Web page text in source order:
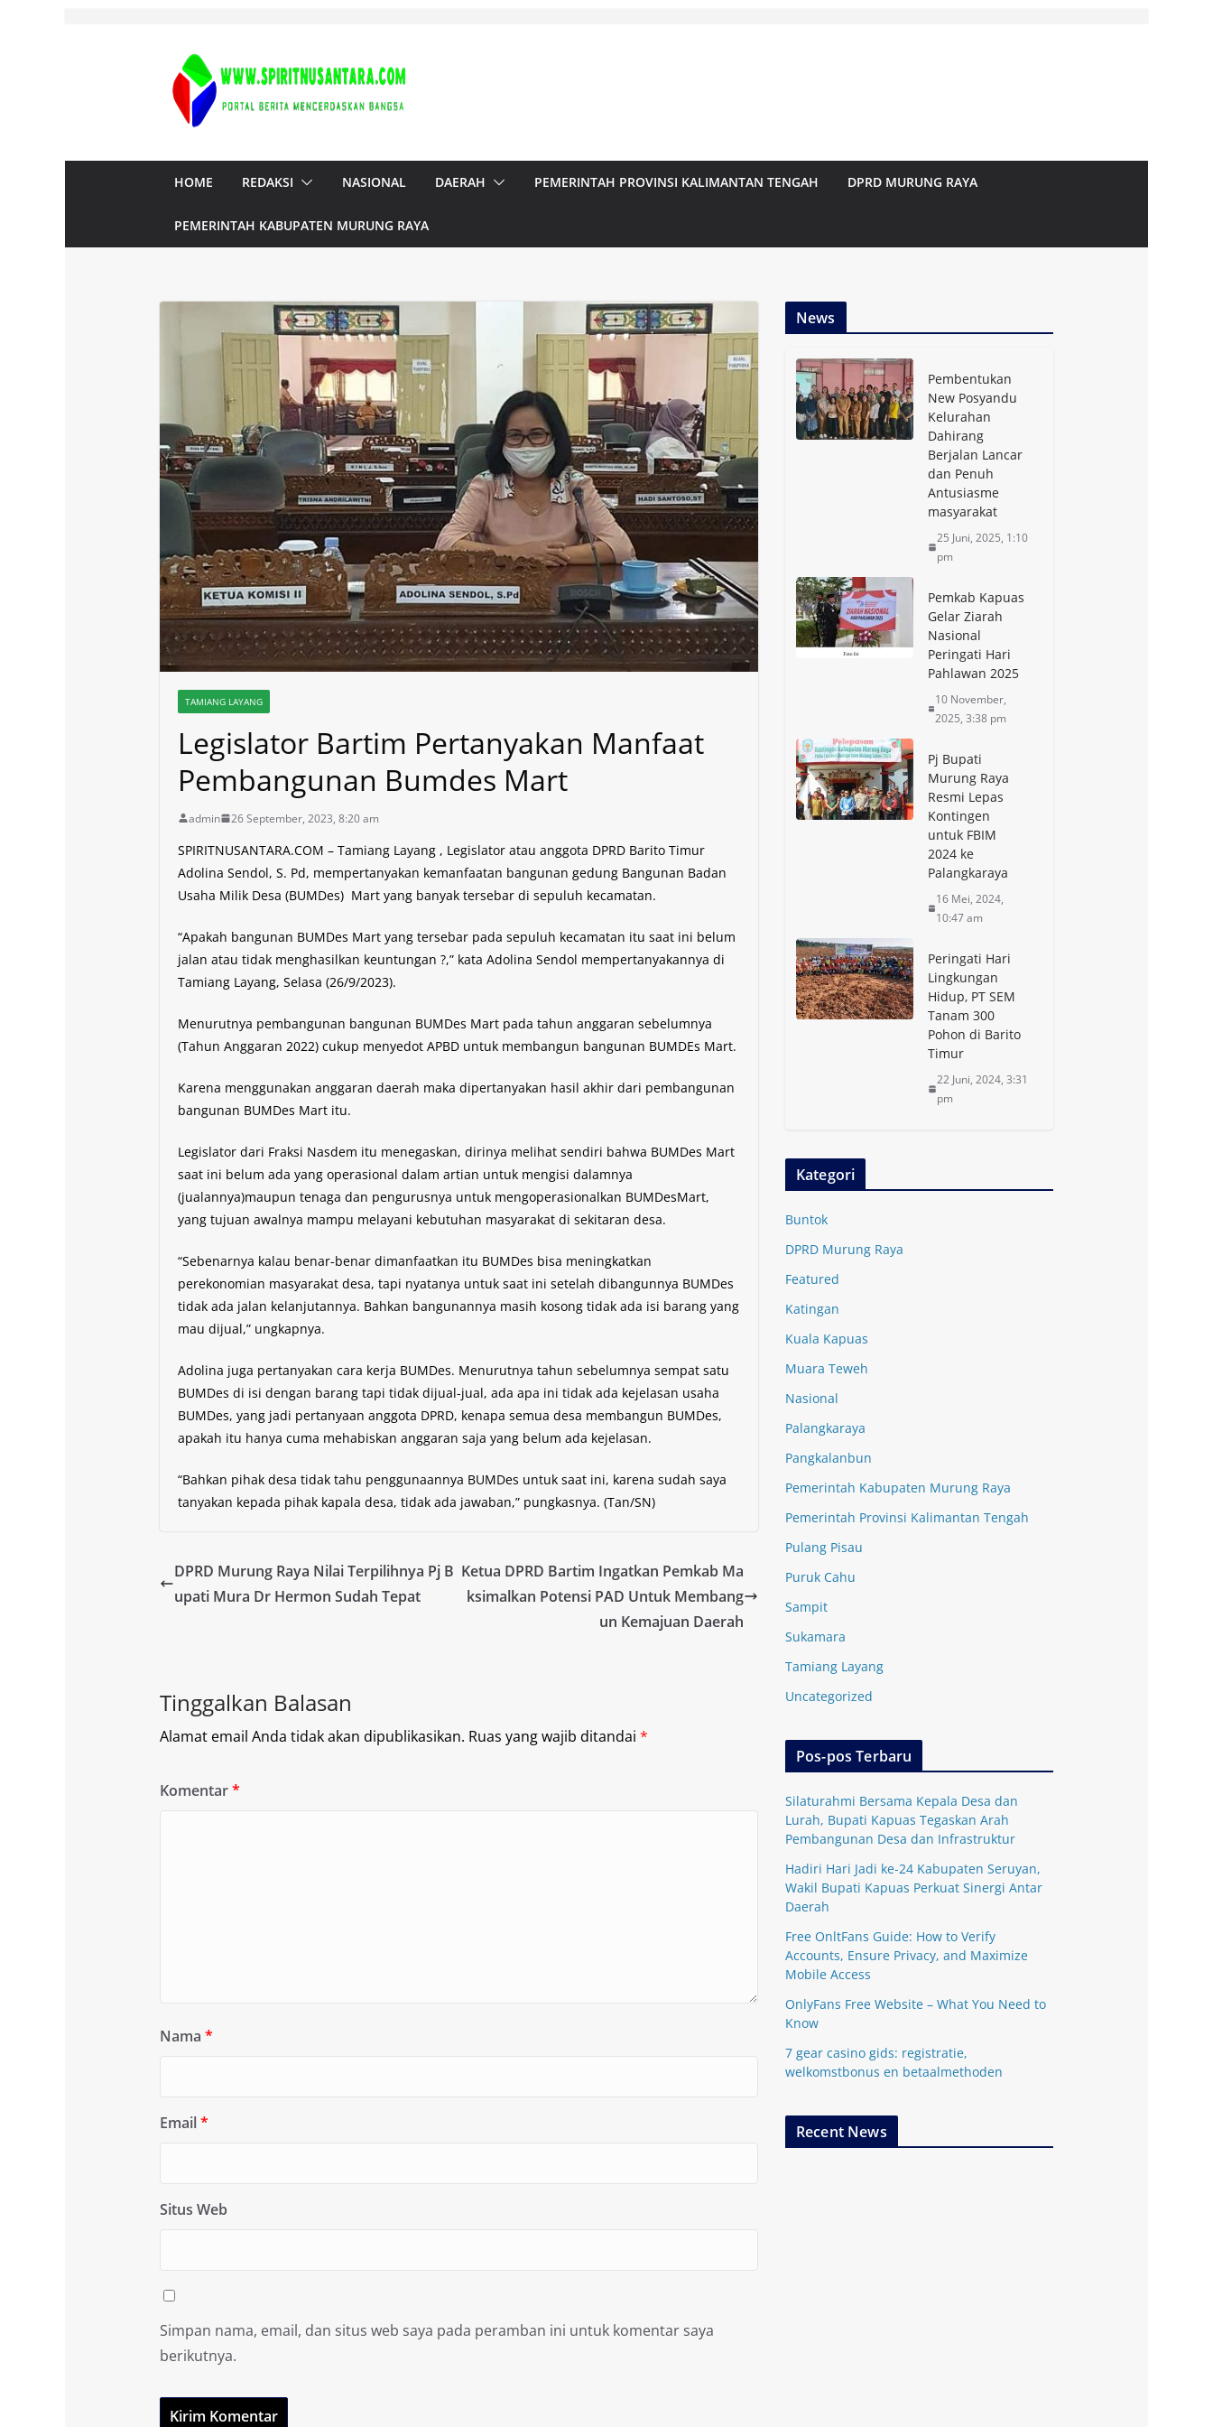
HOME REDAKSI NASIONAL DAERAH PEMERINTAH PROVINSI KALIMANTAN TENGAH DPRD MURUNG RAYA
PEMERINTAH KABUPATEN MURUNG RAYA
TAMIANG LAYANG
Legislator Bartim Pertanyakan Manfaat
Pembangunan Bumdes Mart
admin 26 September, 2023, 8:20 am
SPIRITNUSANTARA.COM – Tamiang Layang , Legislator atau anggota DPRD Barito Timur
Adolina Sendol, S. Pd, mempertanyakan kemanfaatan bangunan gedung Bangunan Badan
Usaha Milik Desa (BUMDes) Mart yang banyak tersebar di sepuluh kecamatan.
“Apakah bangunan BUMDes Mart yang tersebar pada sepuluh kecamatan itu saat ini belum
jalan atau tidak menghasilkan keuntungan ?,” kata Adolina Sendol mempertanyakannya di
Tamiang Layang, Selasa (26/9/2023).
Menurutnya pembangunan bangunan BUMDes Mart pada tahun anggaran sebelumnya
(Tahun Anggaran 2022) cukup menyedot APBD untuk membangun bangunan BUMDEs Mart.
Karena menggunakan anggaran daerah maka dipertanyakan hasil akhir dari pembangunan
bangunan BUMDes Mart itu.
Legislator dari Fraksi Nasdem itu menegaskan, dirinya melihat sendiri bahwa BUMDes Mart
saat ini belum ada yang operasional dalam artian untuk mengisi dalamnya
(jualannya)maupun tenaga dan pengurusnya untuk mengoperasionalkan BUMDesMart,
yang tujuan awalnya mampu melayani kebutuhan masyarakat di sekitaran desa.
“Sebenarnya kalau benar-benar dimanfaatkan itu BUMDes bisa meningkatkan
perekonomian masyarakat desa, tapi nyatanya untuk saat ini setelah dibangunnya BUMDes
tidak ada jalan kelanjutannya. Bahkan bangunannya masih kosong tidak ada isi barang yang
mau dijual,” ungkapnya.
Adolina juga pertanyakan cara kerja BUMDes. Menurutnya tahun sebelumnya sempat satu
BUMDes di isi dengan barang tapi tidak dijual-jual, ada apa ini tidak ada kejelasan usaha
BUMDes, yang jadi pertanyaan anggota DPRD, kenapa semua desa membangun BUMDes,
apakah itu hanya cuma mehabiskan anggaran saja yang belum ada kejelasan.
“Bahkan pihak desa tidak tahu penggunaannya BUMDes untuk saat ini, karena sudah saya
tanyakan kepada pihak kapala desa, tidak ada jawaban,” pungkasnya. (Tan/SN)
DPRD Murung Raya Nilai Terpilihnya Pj B
upati Mura Dr Hermon Sudah Tepat
Ketua DPRD Bartim Ingatkan Pemkab Ma
ksimalkan Potensi PAD Untuk Membang
un Kemajuan Daerah
Tinggalkan Balasan
Alamat email Anda tidak akan dipublikasikan. Ruas yang wajib ditandai *
Komentar*
Nama *
Email*
Situs Web
Simpan nama, email, dan situs web saya pada peramban ini untuk komentar saya
berikutnya.
News
Pembentukan
New Posyandu
Kelurahan
Dahirang
Berjalan Lancar
dan Penuh
Antusiasme
masyarakat
25 Juni, 2025, 1:10
pm
Pemkab Kapuas
Gelar Ziarah
Nasional
Peringati Hari
Pahlawan 2025
10 November,
2025, 3:38 pm
Pj Bupati
Murung Raya
Resmi Lepas
Kontingen
untuk FBIM
2024 ke
Palangkaraya
16 Mei, 2024,
10:47 am
Peringati Hari
Lingkungan
Hidup, PT SEM
Tanam 300
Pohon di Barito
Timur
22 Juni, 2024, 3:31
pm
Kategori
Buntok
DPRD Murung Raya
Featured
Katingan
Kuala Kapuas
Muara Teweh
Nasional
Palangkaraya
Pangkalanbun
Pemerintah Kabupaten Murung Raya
Pemerintah Provinsi Kalimantan Tengah
Pulang Pisau
Puruk Cahu
Sampit
Sukamara
Tamiang Layang
Uncategorized
Pos-pos Terbaru
Silaturahmi Bersama Kepala Desa dan
Lurah, Bupati Kapuas Tegaskan Arah
Pembangunan Desa dan Infrastruktur
Hadiri Hari Jadi ke-24 Kabupaten Seruyan,
Wakil Bupati Kapuas Perkuat Sinergi Antar
Daerah
Free OnltFans Guide: How to Verify
Accounts, Ensure Privacy, and Maximize
Mobile Access
OnlyFans Free Website – What You Need to
Know
7 gear casino gids: registratie,
welkomstbonus en betaalmethoden
Recent News